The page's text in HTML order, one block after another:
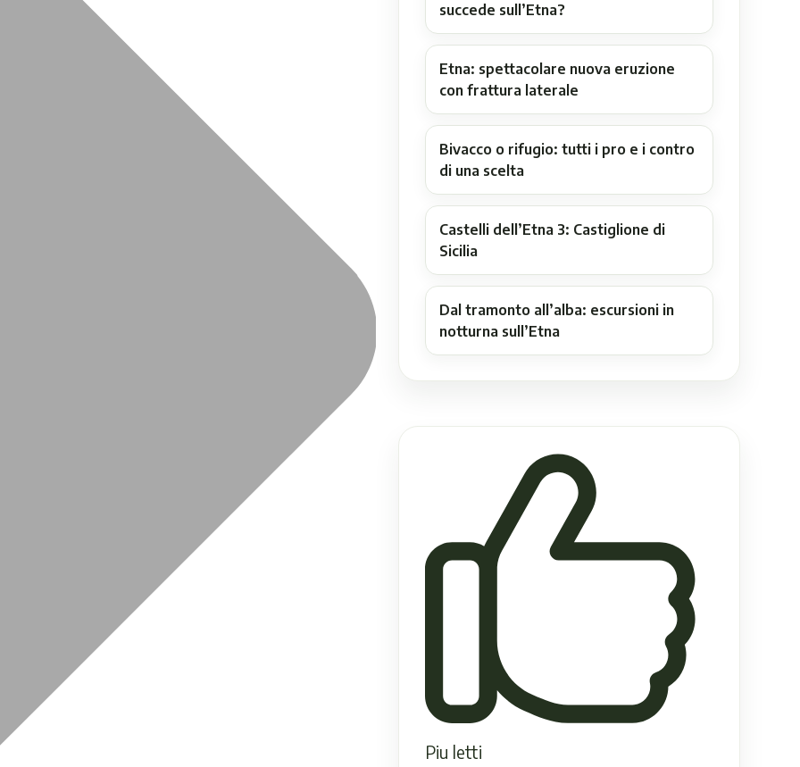
succede sull’Etna?
Etna: spettacolare nuova eruzione
con frattura laterale
Bivacco o rifugio: tutti i pro e i contro
di una scelta
Castelli dell’Etna 3: Castiglione di
Sicilia
Dal tramonto all’alba: escursioni in
notturna sull’Etna
Piu letti